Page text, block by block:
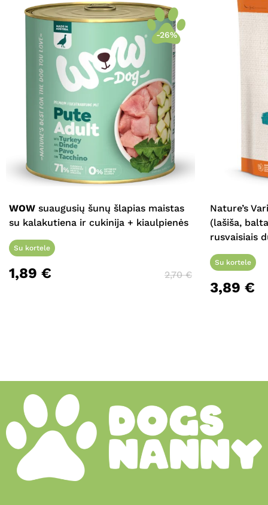
-26%
WOW suaugusių šunų šlapias maistas
su kalakutiena ir cukinija + kiaulpienės
Su kortele
1,89 € 2,70€
Nature’s
(lašiša,
rusvaisiais
Su kortele
3,89 €